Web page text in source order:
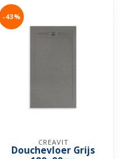
-43%
CREAVIT
Douchevloer Grijs